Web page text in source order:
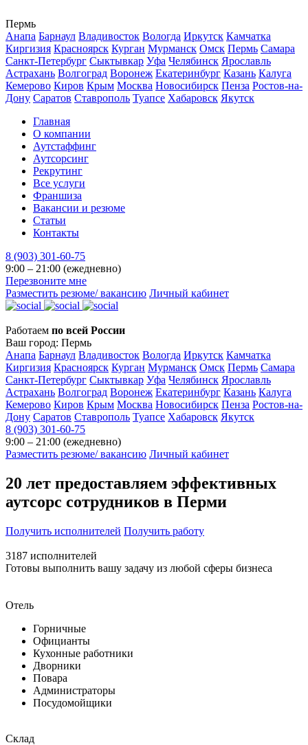
Пермь
Анапа Барнаул Владивосток Вологда Иркутск Камчатка
Киргизия Красноярск Курган Мурманск Омск Пермь Самара
Санкт-Петербург Сыктывкар Уфа Челябинск Ярославль
Астрахань Волгоград Воронеж Екатеринбург Казань Калуга
Кемерово Киров Крым Москва Новосибирск Пенза Ростов-на-
Дону Саратов Ставрополь Туапсе Хабаровск Якутск
Главная
О компании
Аутстаффинг
Аутсорсинг
Рекрутинг
Все услуги
Франшиза
Вакансии и резюме
Статьи
Контакты
8 (903) 301-60-75
9:00 – 21:00 (ежедневно)
Перезвоните мне
Разместить резюме/ вакансию Личный кабинет
Работаем по всей России
Ваш город: Пермь
Анапа Барнаул Владивосток Вологда Иркутск Камчатка
Киргизия Красноярск Курган Мурманск Омск Пермь Самара
Санкт-Петербург Сыктывкар Уфа Челябинск Ярославль
Астрахань Волгоград Воронеж Екатеринбург Казань Калуга
Кемерово Киров Крым Москва Новосибирск Пенза Ростов-на-
Дону Саратов Ставрополь Туапсе Хабаровск Якутск
8 (903) 301-60-75
9:00 – 21:00 (ежедневно)
Разместить резюме/ вакансию Личный кабинет
20 лет предоставляем эффективных
аутсорс сотрудников в Перми
Получить исполнителей Получить работу
3187 исполнителей
Готовы выполнить вашу задачу из любой сферы бизнеса
Отель
Горничные
Официанты
Кухонные работники
Дворники
Повара
Администраторы
Посудомойщики
Склад